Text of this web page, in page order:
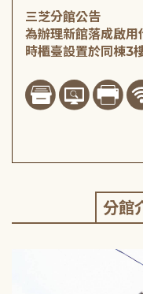
三芝分館公告
為辦理新館落成啟用
時櫃臺設置於同棟3
分館